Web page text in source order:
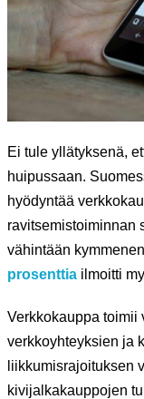
Ei tule yllätyksenä,
huipussaan.
hyödyntää
ravitsemistoiminnan
vähintään
prosenttia ilmoitti
Verkkokauppa toimii
verkkoyhteyksien ja
liikkumisrajoituksen
kivijalkakauppojen